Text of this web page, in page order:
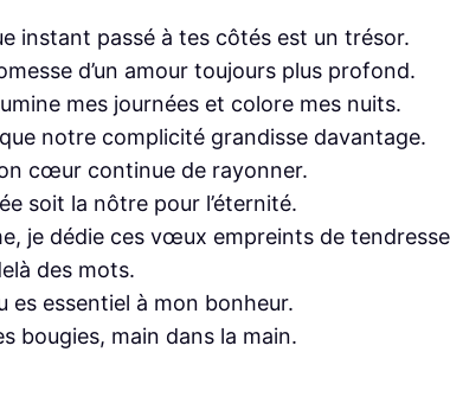
instant passé à tes côtés est un trésor.
d’un amour toujours plus profond.
mes journées et colore mes nuits.
notre complicité grandisse davantage.
cœur continue de rayonner.
soit la nôtre pour l’éternité.
je dédie ces vœux empreints de
des mots.
es essentiel à mon bonheur.
bougies, main dans la main.